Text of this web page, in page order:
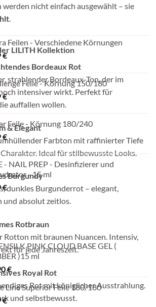
werden nicht einfach ausgewählt – sie
.
LILITH Kollektion
Bordeaux Rot
strahlender Bordeaux-Ton, der im
intensiver wirkt. Perfekt für
auffallen wollen.
& Elegant
Farbton mit raffinierter Tiefe
Ideal für stilbewusste Looks.
Burgundy
dunkles Burgunderrot – elegant,
und absolut zeitlos.
Rotbraun
Rotton mit braunen Nuancen. Intensiv,
für jede Jahreszeit.
Royal Rot
Rot mit königlicher Ausstrahlung.
und selbstbewusst.
Feilen - Verschiedene Körnungen
€
Feile - Körnung 150/180
€
Feile - Körnung 180/240
€
- NAIL PREP - Desinfizierer und
- 15 ml
€
PINK CLOUD BASE GEL (
)15 ml
€
Line Superior Feile 180/180
€